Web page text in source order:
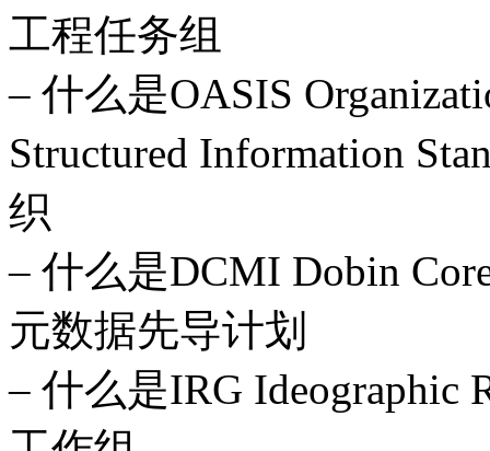
工程任务组
– 什么是OASIS
Structured Information
织
– 什么是DCMI Dobin
元数据先导计划
– 什么是IRG Ideographic